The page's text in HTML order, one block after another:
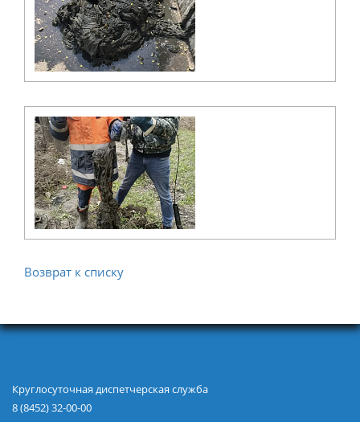
Возврат к списку
Круглосуточная диспетчерская служба
8 (8452) 32-00-00